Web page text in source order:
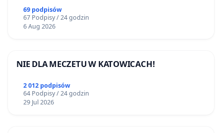
69 podpisów
67 Podpisy / 24 godzin
6 Aug 2026
NIE DLA MECZETU W KATOWICACH!
2 012 podpisów
64 Podpisy / 24 godzin
29 Jul 2026